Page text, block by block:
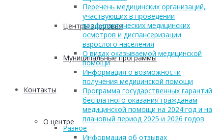
Центры здоровья
Муниципальные программы
Контакты
О центре
Перечень медицинских организаций,
участвующих в проведении
профилактических медицинских
осмотров и диспансеризации
взрослого населения
О видах оказываемой медицинской
помощи
Информация о возможности
получения медицинской помощи
Программа государственных гарантий
бесплатного оказания гражданам
медицинской помощи на 2024 год и на
плановый период 2025 и 2026 годов
Разное
Информация об отзывах